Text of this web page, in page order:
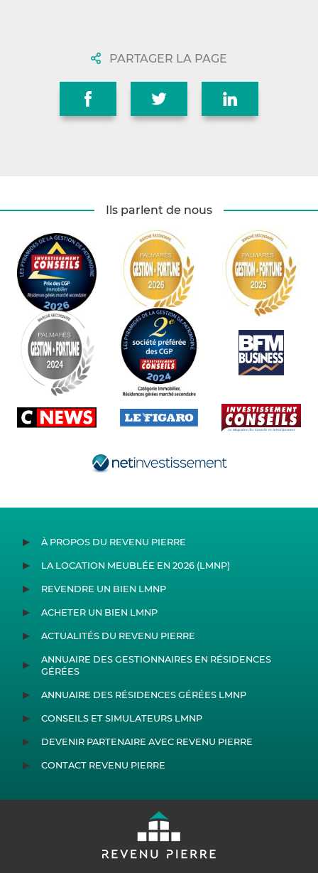
PARTAGER LA PAGE
Ils parlent de nous
À PROPOS DU REVENU PIERRE
LA LOCATION MEUBLÉE EN 2026 (LMNP)
REVENDRE UN BIEN LMNP
ACHETER UN BIEN LMNP
ACTUALITÉS DU REVENU PIERRE
ANNUAIRE DES GESTIONNAIRES EN RÉSIDENCES
GÉRÉES
ANNUAIRE DES RÉSIDENCES GÉRÉES LMNP
CONSEILS ET SIMULATEURS LMNP
DEVENIR PARTENAIRE AVEC REVENU PIERRE
CONTACT REVENU PIERRE